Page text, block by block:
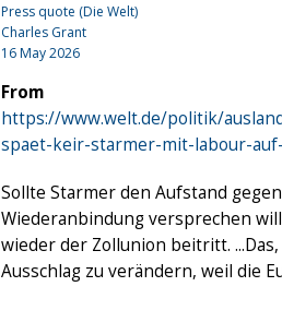
Press quote (Die Welt)
Charles Grant
16 May 2026
From
https://www.welt.de/politik/
spaet-keir-starmer-mit-labour-
Sollte Starmer den Aufstand
Wiederanbindung versprechen
wieder der Zollunion beitritt.
Ausschlag zu verändern, weil die